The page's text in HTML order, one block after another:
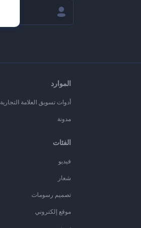
الموارد
أدوات تسويق العلامة التجارية
مدونة
الفئات
فيديو
شعار
تصميم رسومات
موقع إلكتروني